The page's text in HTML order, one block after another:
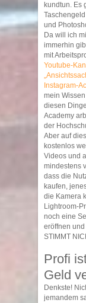
kundtun. Es
und
Da will ich
immerhin
mit
Youtube-
Instagram-
mein
diesen
Academy
der
Aber auf
kostenlos
Videos und
mindestens
dass die
kaufen,
die Kamera
Lightroom-
noch eine
eröffnen
STIMMT
Profi
Geld
Denkste!
jemandem